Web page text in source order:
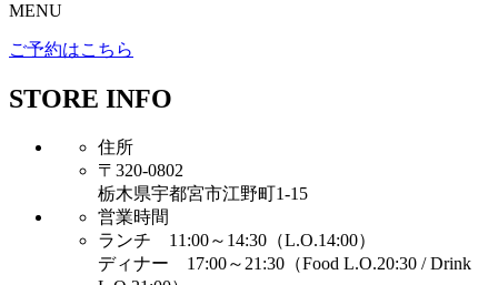
MENU
ご予約はこちら
STORE INFO
住所
〒320-0802
栃木県宇都宮市江野町1-15
営業時間
ランチ 11:00～14:30（L.O.14:00）
ディナー 17:00～21:30（Food L.O.20:30 / Drink